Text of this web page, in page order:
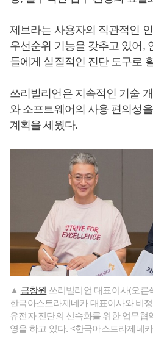
제브라는 사용자의 직관적인
우선순위 기능을 갖추고 있어,
들에게 실질적인 진단 도구로
쓰리빌리언은 지속적인 기술
와 소프트웨어의 사용 편의성
계획을 세웠다.
▲ 금창원 쓰리빌리언 대표이사(오른
한국아스트라제네카 대표이사와 비
유전자 진단의 신속화를 위한 업무협
영을 하고 있다. <한국아스트라제네